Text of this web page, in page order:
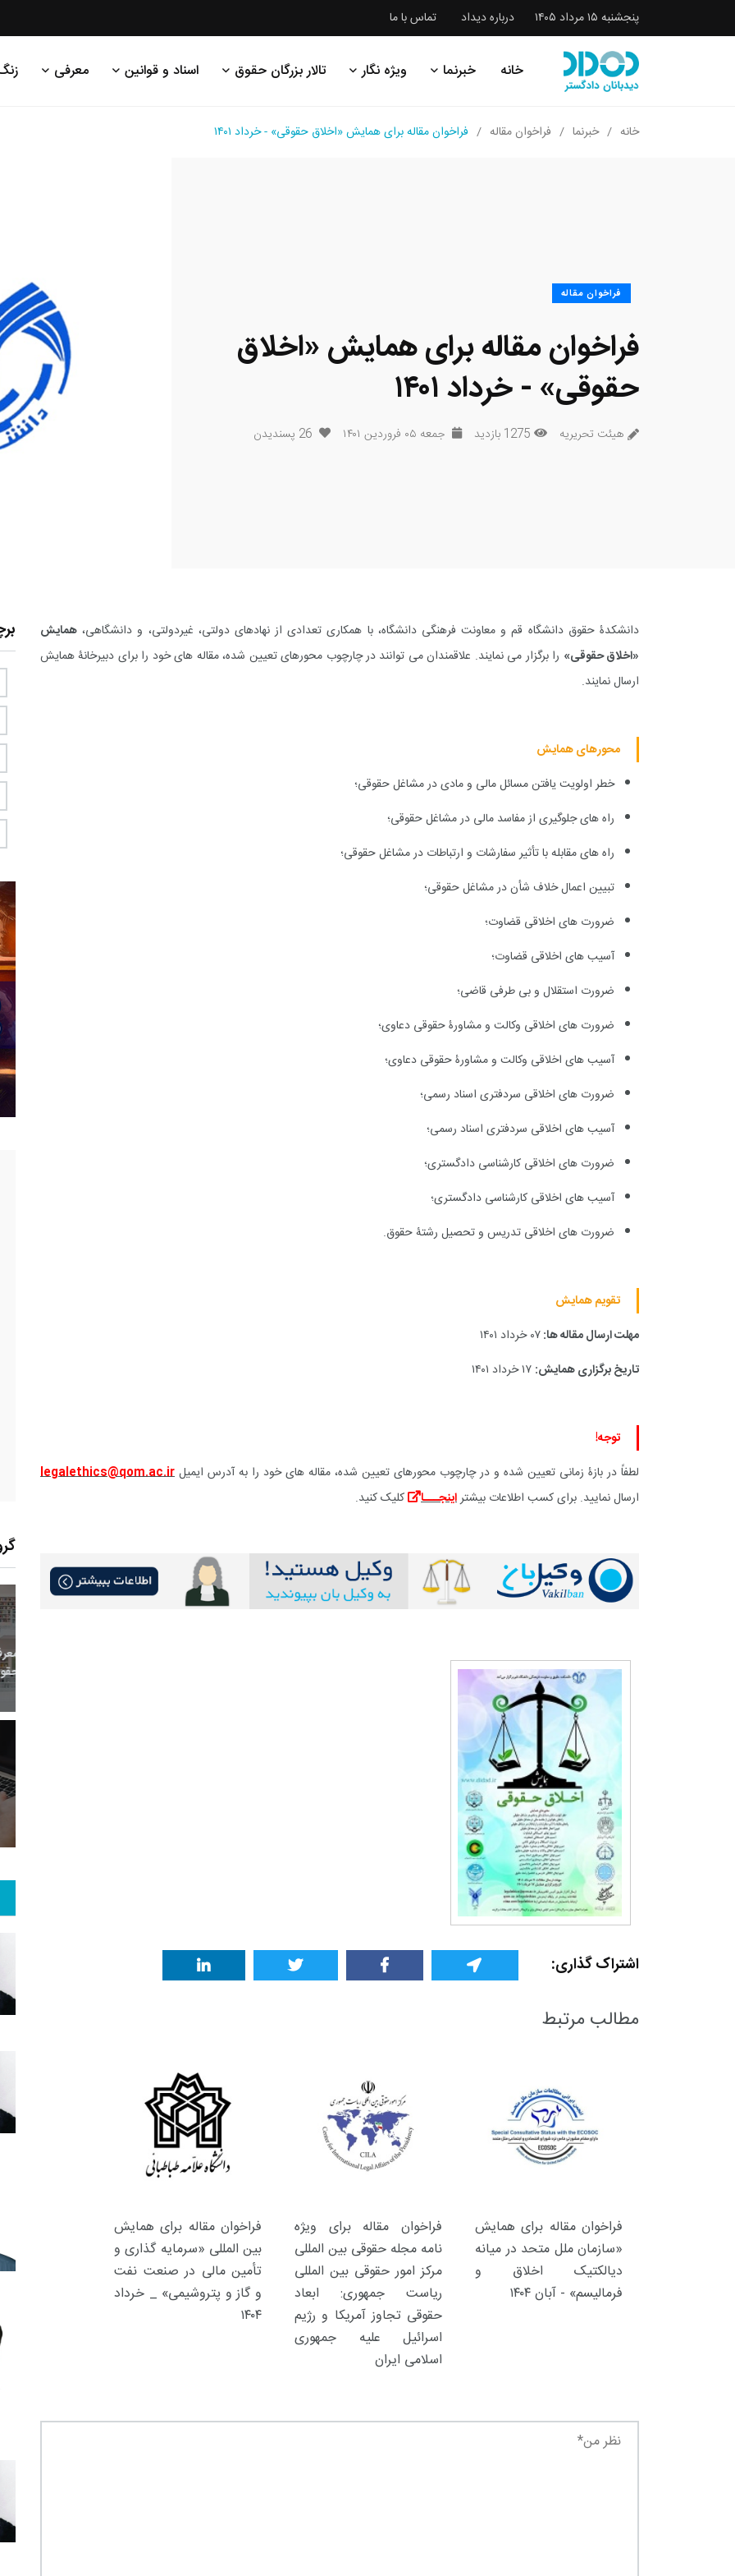
پنجشنبه ۱۵ مرداد ۱۴۰۵ درباره دیداد تماس با ما
خانه خبرنما ویژه نگار تالار بزرگان حقوق اسناد و قوانین معرفی
خانه خبرنما فراخوان مقاله فراخوان مقاله برای همایش «اخلاق حقوقی» - خرداد ۱۴۰۱
فراخوان مقاله
فراخوان مقاله برای همایش «اخلاق
حقوقی» - خرداد ۱۴۰۱
هیئت تحریریه 1275 بازدید جمعه ۰۵ فروردین ۱۴۰۱ 26 پسندیدن
دانشکدۀ حقوق دانشگاه قم و معاونت فرهنگی دانشگاه، با همکاری تعدادی از نهادهای دولتی، غیردولتی، و دانشگاهی، همایش
«اخلاق حقوقی» را برگزار می نمایند. علاقمندان می توانند در چارچوب محورهای تعیین شده، مقاله های خود را برای دبیرخانۀ همایش
ارسال نمایند.
محورهای همایش
خطر اولویت یافتن مسائل مالی و مادی در مشاغل حقوقی؛
راه های جلوگیری از مفاسد مالی در مشاغل حقوقی؛
راه های مقابله با تأثیر سفارشات و ارتباطات در مشاغل حقوقی؛
تبیین اعمال خلاف شأن در مشاغل حقوقی؛
ضرورت های اخلاقی قضاوت؛
آسیب های اخلاقی قضاوت؛
ضرورت استقلال و بی طرفی قاضی؛
ضرورت های اخلاقی وکالت و مشاورۀ حقوقی دعاوی؛
آسیب های اخلاقی وکالت و مشاورۀ حقوقی دعاوی؛
ضرورت های اخلاقی سردفتری اسناد رسمی؛
آسیب های اخلاقی سردفتری اسناد رسمی؛
ضرورت های اخلاقی کارشناسی دادگستری؛
آسیب های اخلاقی کارشناسی دادگستری؛
ضرورت های اخلاقی تدریس و تحصیل رشتۀ حقوق.
تقویم همایش
مهلت ارسال مقاله ها:۰۷ خرداد ۱۴۰۱
تاریخ برگزاری همایش:
توجه!
لطفاً در بازۀ زمانی تعیین شده و در چارچوب محورهای تعیین شده، مقاله های خود را به آدرس ایمیل legalethics@qom.ac.ir
ارسال نمایید. برای کسب اطلاعات بیشتراینجـــا کلیک کنید.
اشتراک گذاری:
مطالب مرتبط
فراخوان مقاله برای همایش
«سازمان ملل متحد در میانه
دیالکتیک اخلاق و
فرمالیسم» - آبان ۱۴۰۴
فراخوان مقاله برای ویژه
نامه مجله حقوقی بین المللی
مرکز امور حقوقی بین المللی
ریاست جمهوری: ابعاد
حقوقی تجاوز آمریکا و رژیم
اسرائیل علیه جمهوری
اسلامی ایران
فراخوان مقاله برای همایش
بین المللی «سرمایه گذاری و
تأمین مالی در صنعت نفت
و گاز و پتروشیمی» _ خرداد
۱۴۰۴
پرونده
2+
معرفی کتاب های حقوقی
گزارش
1
گفت و گو